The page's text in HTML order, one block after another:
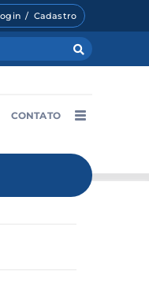
/ Cadastro
CONTATO